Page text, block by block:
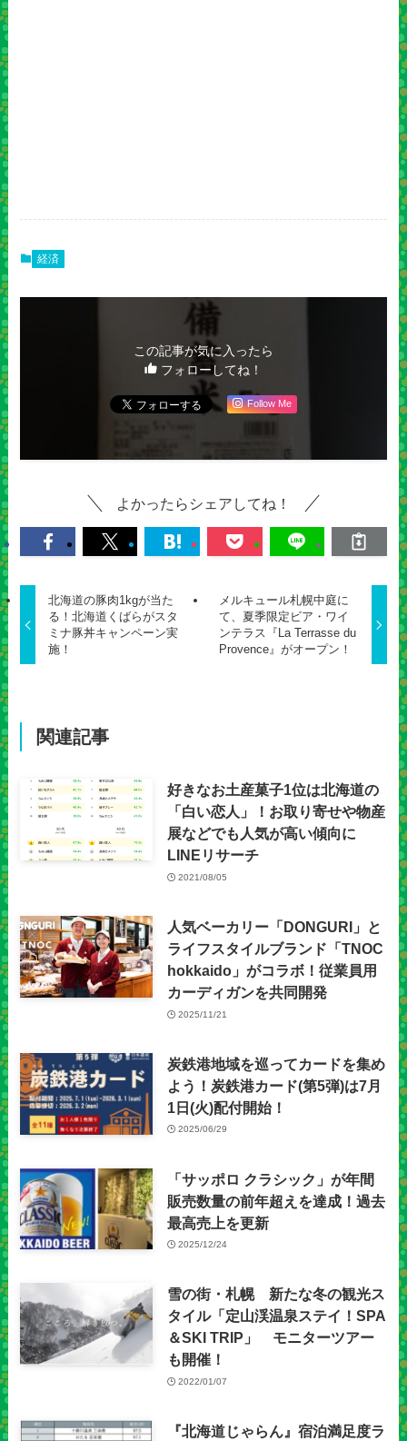
経済
この記事が気に入ったら
フォローしてね！
Follow Me
よかったらシェアしてね！
北海道の豚肉1kgが当た
る！北海道くばらがスタ
ミナ豚丼キャンペーン実
施！
メルキュール札幌中庭に
て、夏季限定ビア・ワイ
ンテラス『La Terrasse du
Provence』がオープン！
関連記事
好きなお土産菓子1位は北海道の
「白い恋人」！お取り寄せや物産
展などでも人気が高い傾向に
LINEリサーチ
2021/08/05
人気ベーカリー「DONGURI」と
ライフスタイルブランド「TNOC
hokkaido」がコラボ！従業員用
カーディガンを共同開発
2025/11/21
炭鉄港地域を巡ってカードを集め
よう！炭鉄港カード(第5弾)は7月
1日(火)配付開始！
2025/06/29
「サッポロ クラシック」が年間
販売数量の前年超えを達成！過去
最高売上を更新
2025/12/24
雪の街・札幌 新たな冬の観光ス
タイル「定山渓温泉ステイ！SPA
＆SKI TRIP」 モニターツアー
も開催！
2022/01/07
『北海道じゃらん』宿泊満足度ラ